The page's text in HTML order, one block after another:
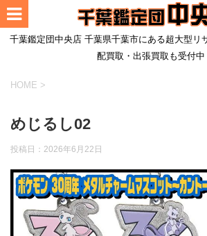
千葉鑑定団中央店 千葉県千葉市にある超大型
配買取・出張買取も受付中
HOME >
めじるし02
投稿日： 2026年6月22日